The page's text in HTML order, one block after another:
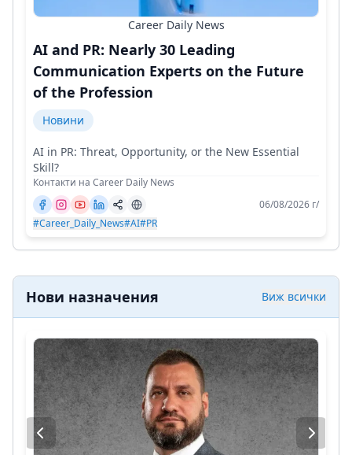
Career Daily News
AI and PR: Nearly 30 Leading
Communication Experts on the Future
of the Profession
Новини
AI in PR: Threat, Opportunity, or the New Essential
Skill?
Контакти на Career Daily News
06/08/2026 г/
#Career_Daily_News#AI#PR
Нови назначения Виж всички